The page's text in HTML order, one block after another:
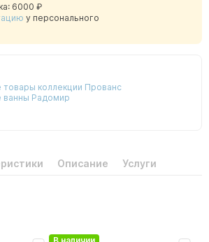
6000 ₽
у персонального
товары коллекции Прованс
ванны Радомир
Описание Услуги
В наличии